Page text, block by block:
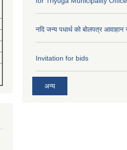
नदि जन्य पधार्थ को बोलपत्र
Invitation for bids
अन्य